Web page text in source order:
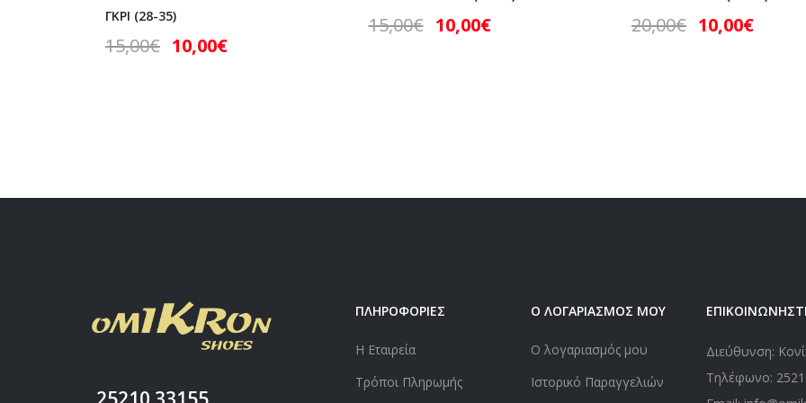
ΓΚΡΙ (28-35)
15,00€ 10,00€
15,00€ 10,00€ 20,00€ 10,00€
ΠΛΗΡΟΦΟΡΙΕΣ
Η Εταιρεία
Τρόποι Πληρωμής
Ο ΛΟΓΑΡΙΑΣΜΟΣ ΜΟΥ
Ο λογαριασμός μου
Ιστορικό Παραγγελιών
Διεύθυνση:
Τηλέφωνο: